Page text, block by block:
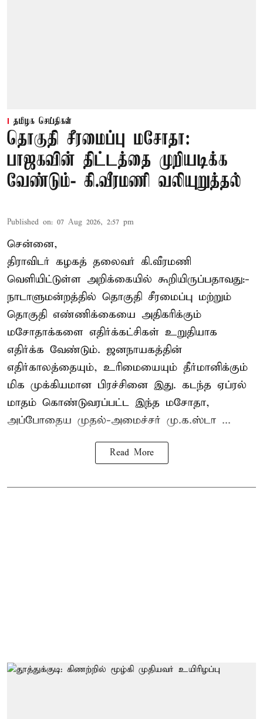
தமிழக செய்திகள்
தொகுதி சீரமைப்பு மசோதா:
பாஜகவின் திட்டத்தை முறியடிக்க
வேண்டும்- கி.வீரமணி வலியுறுத்தல்
Published on: 07 Aug 2026, 2:57 pm
சென்னை,
திராவிடர் கழகத் தலைவர் கி.வீரமணி
வெளியிட்டுள்ள அறிக்கையில் கூறியிருப்பதாவது:-
நாடாளுமன்றத்தில் தொகுதி சீரமைப்பு மற்றும்
தொகுதி எண்ணிக்கையை அதிகரிக்கும்
மசோதாக்களை எதிர்க்கட்சிகள் உறுதியாக
எதிர்க்க வேண்டும். ஜனநாயகத்தின்
எதிர்காலத்தையும், உரிமையையும் தீர்மானிக்கும்
மிக முக்கியமான பிரச்சினை இது. கடந்த ஏப்ரல்
மாதம் கொண்டுவரப்பட்ட இந்த மசோதா,
அப்போதைய முதல்-அமைச்சர் மு.க.ஸ்டா ...
Read More